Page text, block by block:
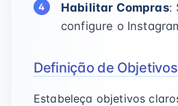
Habilitar Compras:
configure o
Definição de Objetivos
Estabeleça objetivos